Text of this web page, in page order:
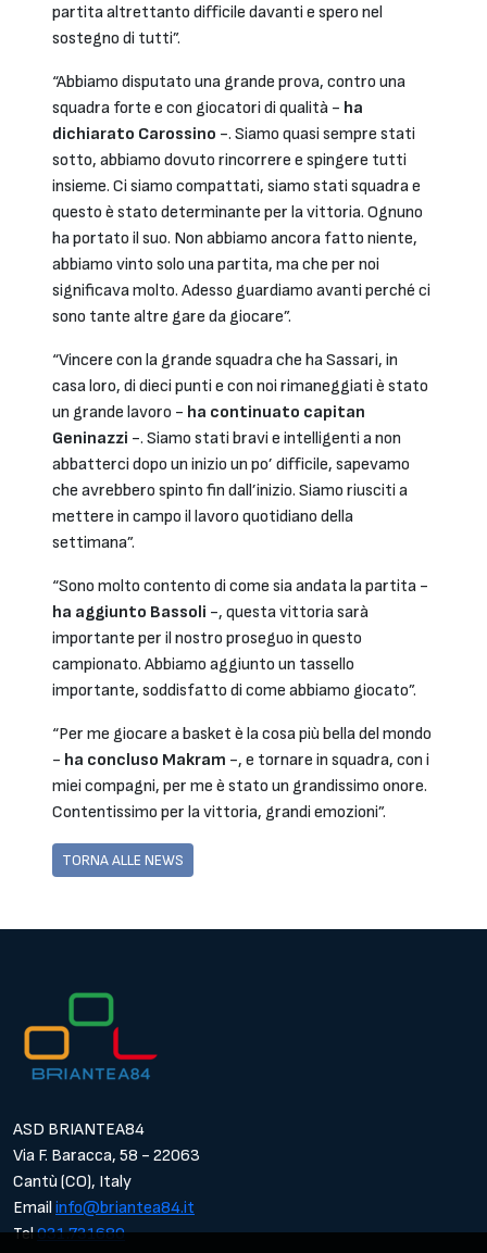
partita altrettanto difficile davanti e spero nel
sostegno di tutti”.
“Abbiamo disputato una grande prova, contro una
squadra forte e con giocatori di qualità - ha
dichiarato Carossino -. Siamo quasi sempre stati
sotto, abbiamo dovuto rincorrere e spingere tutti
insieme. Ci siamo compattati, siamo stati squadra e
questo è stato determinante per la vittoria. Ognuno
ha portato il suo. Non abbiamo ancora fatto niente,
abbiamo vinto solo una partita, ma che per noi
significava molto. Adesso guardiamo avanti perché ci
sono tante altre gare da giocare”.
“Vincere con la grande squadra che ha Sassari, in
casa loro, di dieci punti e con noi rimaneggiati è stato
un grande lavoro - ha continuato capitan
Geninazzi -. Siamo stati bravi e intelligenti a non
abbatterci dopo un inizio un po’ difficile, sapevamo
che avrebbero spinto fin dall’inizio. Siamo riusciti a
mettere in campo il lavoro quotidiano della
settimana”.
“Sono molto contento di come sia andata la partita -
ha aggiunto Bassoli -, questa vittoria sarà
importante per il nostro proseguo in questo
campionato. Abbiamo aggiunto un tassello
importante, soddisfatto di come abbiamo giocato”.
“Per me giocare a basket è la cosa più bella del mondo
- ha concluso Makram -, e tornare in squadra, con i
miei compagni, per me è stato un grandissimo onore.
Contentissimo per la vittoria, grandi emozioni”.
TORNA ALLE NEWS
ASD BRIANTEA84
Via F. Baracca, 58 - 22063
Cantù (CO), Italy
Email info@briantea84.it
Tel031.731680